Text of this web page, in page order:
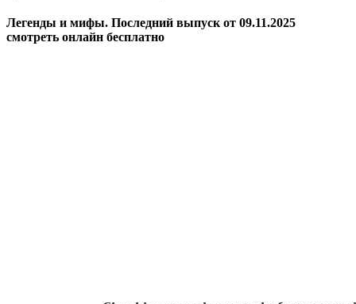
Легенды и мифы. Последний выпуск от 09.11.2025
смотреть онлайн бесплатно